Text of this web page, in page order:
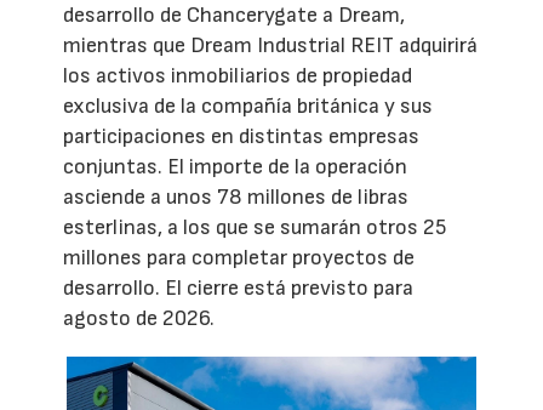
desarrollo de Chancerygate a Dream,
mientras que Dream Industrial REIT adquirirá
los activos inmobiliarios de propiedad
exclusiva de la compañía británica y sus
participaciones en distintas empresas
conjuntas. El importe de la operación
asciende a unos 78 millones de libras
esterlinas, a los que se sumarán otros 25
millones para completar proyectos de
desarrollo. El cierre está previsto para
agosto de 2026.